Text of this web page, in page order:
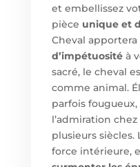
et embellissez
pièce unique et
Cheval apportera
d’impétuositéà
sacré, le cheval
comme animal.
parfois
l’admiration
plusieurs siècles.
force intérieure,